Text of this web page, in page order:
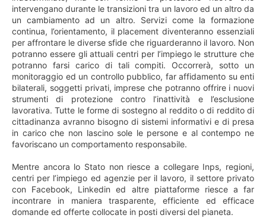
intervengano durante le transizioni tra un lavoro ed un altro da
un cambiamento ad un altro. Servizi come la formazione
continua, l’orientamento, il placement diventeranno essenziali
per affrontare le diverse sfide che riguarderanno il lavoro. Non
potranno essere gli attuali centri per l’impiego le strutture che
potranno farsi carico di tali compiti. Occorrerà, sotto un
monitoraggio ed un controllo pubblico, far affidamento su enti
bilaterali, soggetti privati, imprese che potranno offrire i nuovi
strumenti di protezione contro l’inattività e l’esclusione
lavorativa. Tutte le forme di sostegno al reddito o di reddito di
cittadinanza avranno bisogno di sistemi informativi e di presa
in carico che non lascino sole le persone e al contempo ne
favoriscano un comportamento responsabile.
Mentre ancora lo Stato non riesce a collegare Inps, regioni,
centri per l’impiego ed agenzie per il lavoro, il settore privato
con Facebook, Linkedin ed altre piattaforme riesce a far
incontrare in maniera trasparente, efficiente ed efficace
domande ed offerte collocate in posti diversi del pianeta.